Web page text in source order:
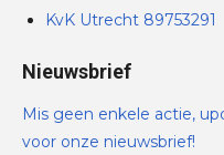
KvK Utrecht 89753291
Nieuwsbrief
Mis geen enkele actie,
voor onze nieuwsbrief!